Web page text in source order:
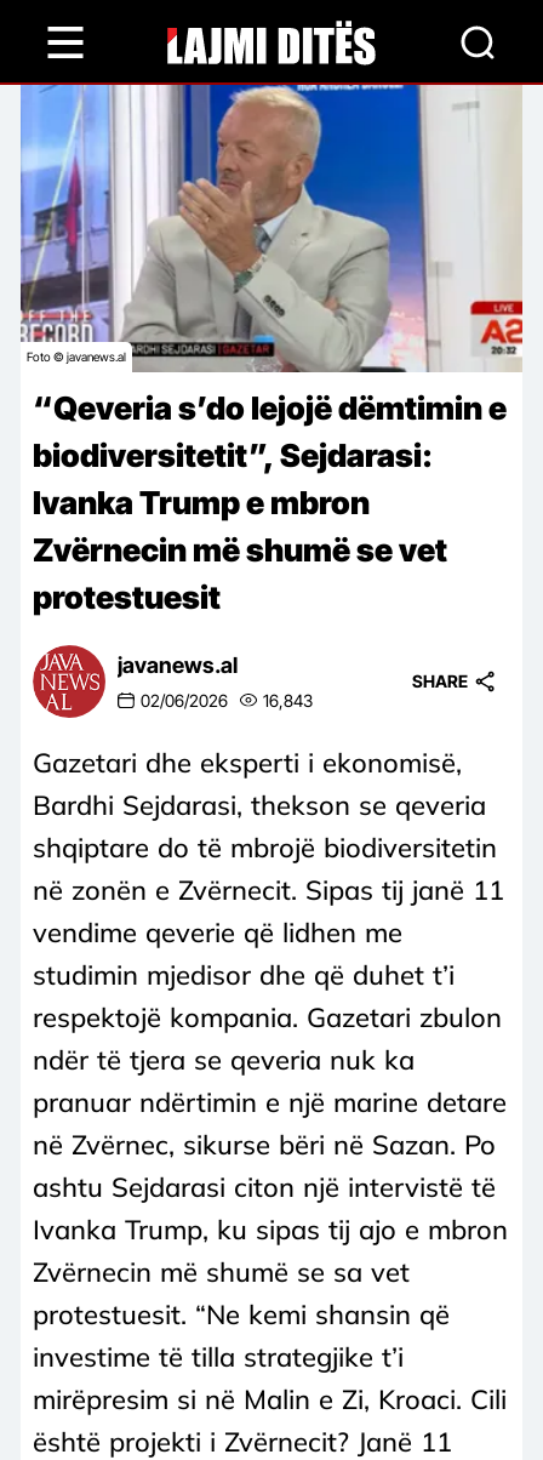
content
Foto © javanews.al
“Qeveria s’do lejojë dëmtimin e
biodiversitetit”, Sejdarasi:
Ivanka Trump e mbron
Zvërnecin më shumë se vet
protestuesit
javanews.al
02/06/2026 16,843
SHARE
Gazetari dhe eksperti i ekonomisë,
Bardhi Sejdarasi, thekson se qeveria
shqiptare do të mbrojë biodiversitetin
në zonën e Zvërnecit. Sipas tij janë 11
vendime qeverie që lidhen me
studimin mjedisor dhe që duhet t’i
respektojë kompania. Gazetari zbulon
ndër të tjera se qeveria nuk ka
pranuar ndërtimin e një marine detare
në Zvërnec, sikurse bëri në Sazan. Po
ashtu Sejdarasi citon një intervistë të
Ivanka Trump, ku sipas tij ajo e mbron
Zvërnecin më shumë se sa vet
protestuesit. “Ne kemi shansin që
investime të tilla strategjike t’i
mirëpresim si në Malin e Zi, Kroaci. Cili
është projekti i Zvërnecit? Janë 11